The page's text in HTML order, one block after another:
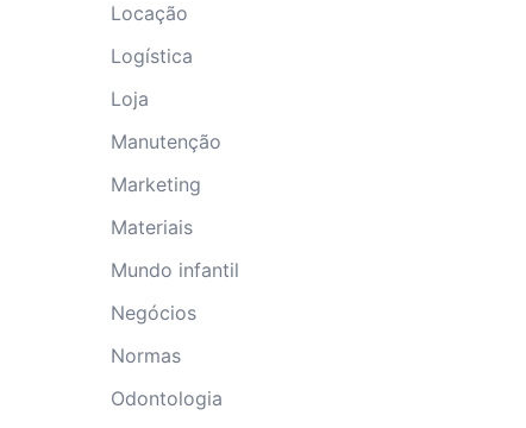
Locação
Logística
Loja
Manutenção
Marketing
Materiais
Mundo infantil
Negócios
Normas
Odontologia